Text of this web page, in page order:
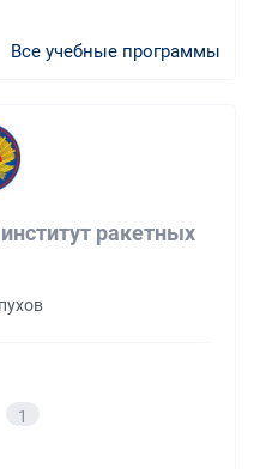
Все учебные программы
ракетных
1